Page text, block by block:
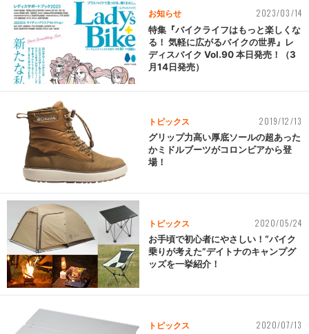
お知らせ 2023/03/14
特集『バイクライフはもっと楽しくな
る！ 気軽に広がるバイクの世界』レ
ディスバイク Vol.90 本日発売！（3
月14日発売）
トピックス 2019/12/13
グリップ力高い厚底ソールの超あった
かミドルブーツがコロンビアから登
場！
トピックス 2020/05/24
お手頃で初心者にやさしい！“バイク
乗りが考えた”デイトナのキャンプグ
ッズを一挙紹介！
トピックス 2020/07/13